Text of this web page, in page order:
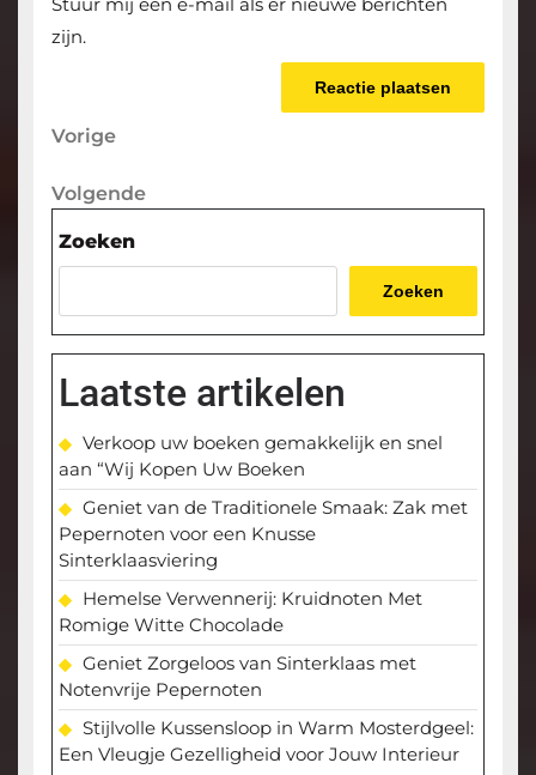
zijn.
Berichtnavigatie
Vorige
Vorige
Volgende
Volgende
Zoeken
Zoeken
Laatste artikelen
Verkoop uw boeken gemakkelijk en snel
aan “Wij Kopen Uw Boeken
Geniet van de Traditionele Smaak: Zak met
Pepernoten voor een Knusse
Sinterklaasviering
Hemelse Verwennerij: Kruidnoten Met
Romige Witte Chocolade
Geniet Zorgeloos van Sinterklaas met
Notenvrije Pepernoten
Stijlvolle Kussensloop in Warm Mosterdgeel:
Een Vleugje Gezelligheid voor Jouw Interieur